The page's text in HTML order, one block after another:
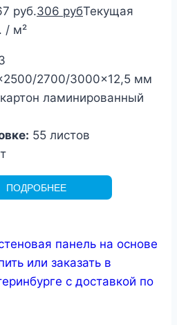
руб.306 рубТекущая
/ м²
2700/3000×12,5 мм
ламинированный
55 листов
ПОДРОБНЕЕ